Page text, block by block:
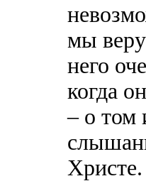
мы
него
когда
– о том
Христе.